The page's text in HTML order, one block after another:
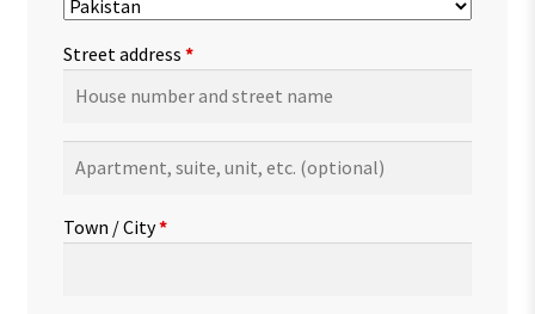
Street address *
suite,
etc.(optional)
Town / City*